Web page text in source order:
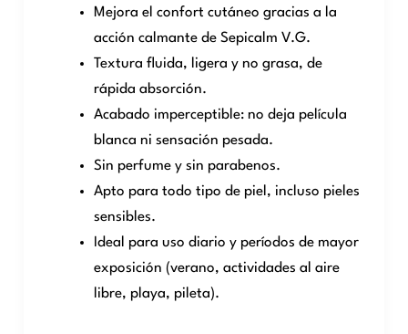
Mejora el confort cutáneo gracias a la
acción calmante de Sepicalm V.G.
Textura fluida, ligera y no grasa, de
rápida absorción.
Acabado imperceptible: no deja película
blanca ni sensación pesada.
Sin perfume y sin parabenos.
Apto para todo tipo de piel, incluso pieles
sensibles.
Ideal para uso diario y períodos de mayor
exposición (verano, actividades al aire
libre, playa, pileta).